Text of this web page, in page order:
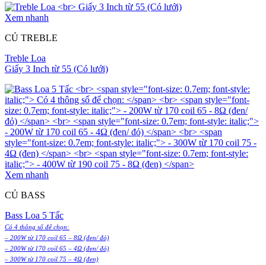
Xem nhanh
CỦ TREBLE
Treble Loa
Giấy 3 Inch từ 55 (Có lưới)
Xem nhanh
CỦ BASS
Bass Loa 5 Tấc
Có 4 thông số để chọn:
– 200W từ 170 coil 65 – 8Ω (đen/ đỏ)
– 200W từ 170 coil 65 – 4Ω (đen/ đỏ)
– 300W từ 170 coil 75 – 4Ω (đen)